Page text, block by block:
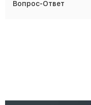
Вопрос-Ответ